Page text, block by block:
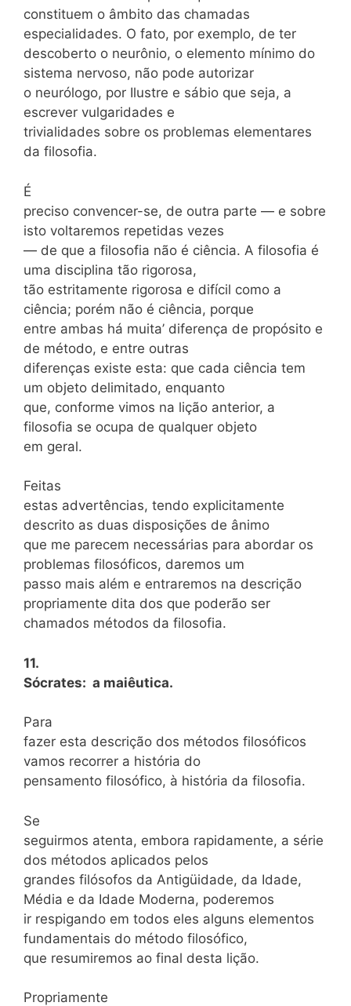
constituem o âmbito das chamadas
especialidades. O fato, por exemplo, de ter
descoberto o neurônio, o elemento mínimo do
sistema nervoso, não pode autorizar
o neurólogo, por Ilustre e sábio que seja, a
escrever vulgaridades e
trivialidades sobre os problemas elementares
da filosofia.
É
preciso convencer-se, de outra parte — e sobre
isto voltaremos repetidas vezes
— de que a filosofia não é ciência. A filosofia é
uma disciplina tão rigorosa,
tão estritamente rigorosa e difícil como a
ciência; porém não é ciência, porque
entre ambas há muita’ diferença de propósito e
de método, e entre outras
diferenças existe esta: que cada ciência tem
um objeto delimitado, enquanto
que, conforme vimos na lição anterior, a
filosofia se ocupa de qualquer objeto
em geral.
Feitas
estas advertências, tendo explicitamente
descrito as duas disposições de ânimo
que me parecem necessárias para abordar os
problemas filosóficos, daremos um
passo mais além e entraremos na descrição
propriamente dita dos que poderão ser
chamados métodos da filosofia.
11.
Sócrates: a maiêutica.
Para
fazer esta descrição dos métodos filosóficos
vamos recorrer a história do
pensamento filosófico, à história da filosofia.
Se
seguirmos atenta, embora rapidamente, a série
dos métodos aplicados pelos
grandes filósofos da Antigüidade, da Idade,
Média e da Idade Moderna, poderemos
ir respigando em todos eles alguns elementos
fundamentais do método filosófico,
que resumiremos ao final desta lição.
Propriamente